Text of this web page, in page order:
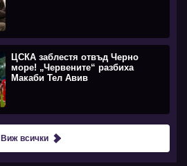
ЦСКА заблестя отвъд Черно
море! „Червените“ разбиха
Макаби Тел Авив
Виж всички